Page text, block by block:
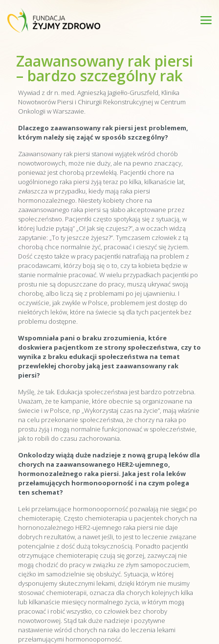
Zaawansowany rak piersi
– bardzo szczególny rak
Wywiad z dr n. med. Agnieszką Jagiełło-Gruszfeld, Klinika
Nowotworów Piersi i Chirurgii Rekonstrukcyjnej w Centrum
Onkologii w Warszawie.
Dlaczego zaawansowany rak piersi jest problemem,
którym należy się zająć w sposób szczególny?
Zaawansowany rak piersi stanowi wyjątek wśród chorób
nowotworowych, może nie duży, ale na pewno znaczący,
ponieważ jest chorobą przewlekłą. Pacjentki chore na
uogólnionego raka piersi żyją teraz po kilka, kilkanaście lat,
zwłaszcza w przypadku, kiedy mają raka piersi
hormonozależnego. Niestety kobiety chore na
zaawansowanego raka piersi są słabo akceptowane przez
społeczeństwo. Pacjentki często spotykają się z sytuacją, w
której ludzie pytają” „O! Jak się czujesz?”, a w oczach widzą
zapytanie: „To ty jeszcze żyjesz?”. Tymczasem człowiek z tą
chorobą chce normalnie żyć, pracować i cieszyć się życiem.
Dość często także w pracy pacjentki natrafiają na problem z
pracodawcami, którzy boją się o to, czy ta kobieta będzie w
stanie normalnie pracować. W wielu przypadkach pacjentki po
prostu nie są dopuszczane do pracy, muszą ukrywać swoją
chorobę, albo liczą się z problemami po jej ujawnieniu. I
oczywiście, jak zwykle w Polsce, problemem jest dostęp do
niektórych leków, które na świecie są dla tych pacjentek bez
problemu dostępne.
Wspomniała pani o braku zrozumienia, które
doskwiera pacjentkom ze strony społeczeństwa, czy to
wynika z braku edukacji społeczeństwa na temat
przewlekłej choroby jaką jest zaawansowany rak
piersi?
Myślę, że tak. Edukacja społeczeństwa jest bardzo potrzebna.
Uważam, że te kampanie, które obecnie są organizowane na
świecie i w Polsce, np „Wykorzystaj czas na życie”, mają właśnie
na celu przekonanie społeczeństwa, że chorzy na raka po
prostu żyją i mogą normalnie funkcjonować w społeczeństwie,
jak to robili do czasu zachorowania.
Onkolodzy wiążą duże nadzieje z nową grupą leków dla
chorych na zaawansowanego HER2-ujemnego,
hormonozależnego raka piersi. Jaka jest rola leków
przełamujących hormonooporność i na czym polega
ten schemat?
Leki przełamujące hormonooporność pozwalają nie sięgać po
chemioterapię. Często chemioterapia u pacjentek chorych na
hornonozależnego HER2-ujemnego raka piersi nie daje
dobrych rezultatów, a nawet jeśli, to jest to leczenie związane
potencjalnie z dość dużą toksycznością. Ponadto pacjentki
otrzymujące chemioterapię czują się gorzej, zazwyczaj nie
mogą chodzić do pracy w związku ze złym samopoczuciem,
ciężko im samodzielnie się obsłużyć. Sytuacja, w której
dysponujemy skutecznymi lekami, dzięki którym nie musimy
stosować chemioterapii, oznacza dla chorych kolejnych kilka
lub kilkanaście miesięcy normalnego życia, w którym mogą
pracować i robić wszystko, co człowiek bez choroby
nowotworowej. Stąd tak duże nadzieje i pozytywne
nastawienie wśród chorych na raka do leczenia lekami
przełamującymi hormonooporność.